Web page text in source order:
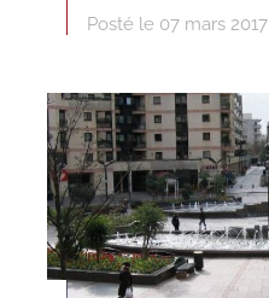
Posté le 07 mars 2017